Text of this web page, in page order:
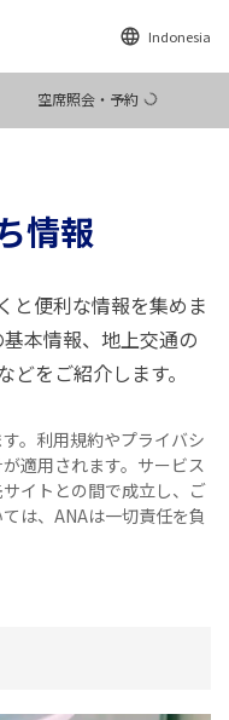
Indonesia
空席照会・予約
情報
と便利な情報を集めま
本情報、地上交通の
をご紹介します。
。利用規約やプライバシ
適用されます。サービス
イトとの間で成立し、ご
は、ANAは一切責任を負